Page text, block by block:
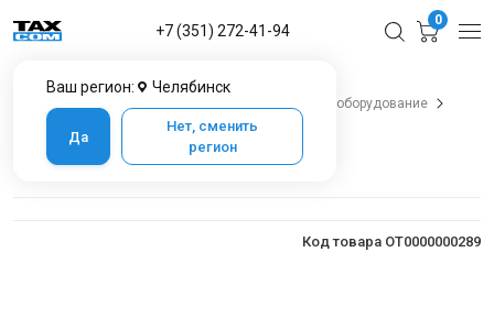
Ваш регион: Челябинск
Да
Нет, сменить
регион
+7 (351) 272-41-94
0
POS-оборудование
POS-терминалы
PiPO X9s
PiPO X9s
Код товара OT0000000289